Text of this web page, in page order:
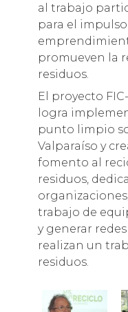
al trabajo
para el
promueven la
residuos.
El proyecto
logra
punto limpio
Valparaíso y
fomento al
residuos,
trabajo de
y generar
realizan un
residuos.